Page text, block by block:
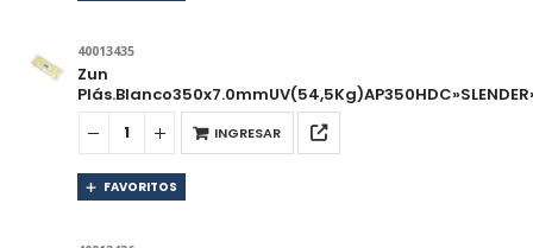
40013435
Zun
INGRESAR
FAVORITOS